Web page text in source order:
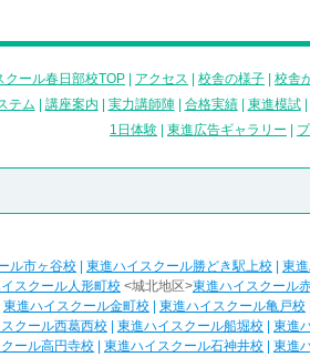
クール春日部校TOP アクセス 校舎の様子 校舎
テム
講座案内 実力講師陣| 合格実績| 東進模試|
1日体験
東進広告ギャラリー
ル市ヶ谷校 東進ハイスクール勝どき駅上校 東
スクール人形町校 <城北地区>東進ハイスクール
東進ハイスクール金町校 東進ハイスクール亀戸校
クール西葛西校 東進ハイスクール船堀校 東進
ール高円寺校 東進ハイスクール石神井校 東進